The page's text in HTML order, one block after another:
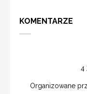
KOMENTARZE
4
Organizowane